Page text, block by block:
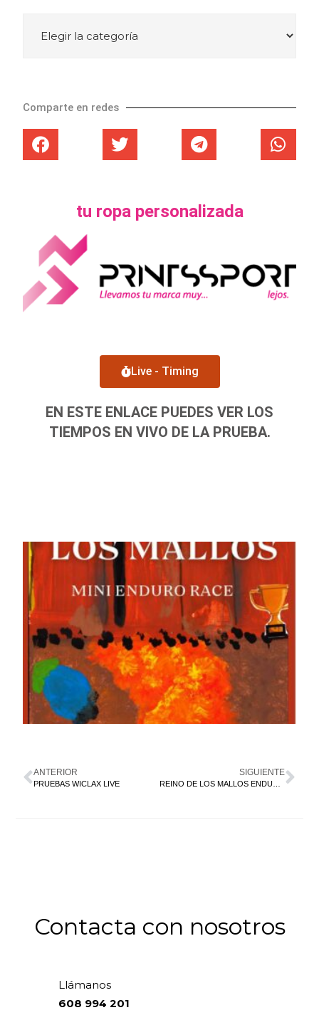
Comparte en redes
tu ropa personalizada
Live - Timing
EN ESTE ENLACE PUEDES VER LOS
TIEMPOS EN VIVO DE LA PRUEBA.
ANTERIOR
PRUEBAS WICLAX LIVE
SIGUIENTE
REINO DE LOS MALLOS ENDURO BIKE RACE
Contacta con nosotros
Llámanos
608 994 201